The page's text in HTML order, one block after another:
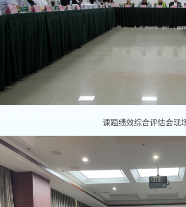
课题绩效综合评估会现